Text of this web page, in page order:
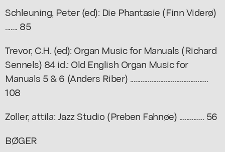
Schleuning, Peter (ed): Die Phantasie (Finn Viderø)
....... 85
Trevor, C.H. (ed): Organ Music for Manuals (Richard
Sennels) 84 id.: Old English Organ Music for
Manuals 5 & 6 (Anders Riber) ............................................
108
Zoller, attila: Jazz Studio (Preben Fahnøe) .............. 56
BØGER